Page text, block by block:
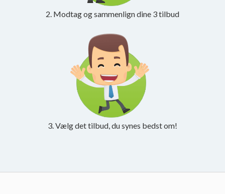
2. Modtag og sammenlign dine 3 tilbud
3. Vælg det tilbud, du synes bedst om!